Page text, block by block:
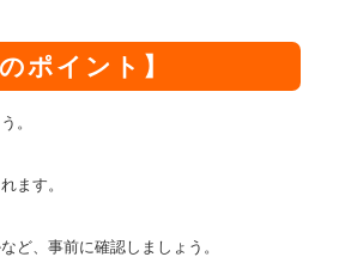
ポイント】
。
ます。
ど、事前に確認しましょう。